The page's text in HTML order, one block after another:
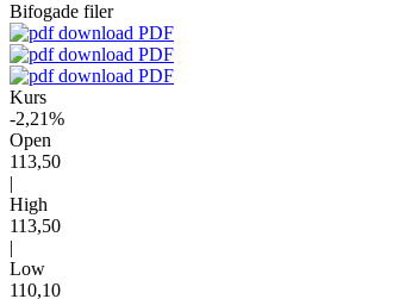
Bifogade filer
PDF
PDF
PDF
Kurs
-2,21%
Open
113,50
|
High
113,50
|
Low
110,10